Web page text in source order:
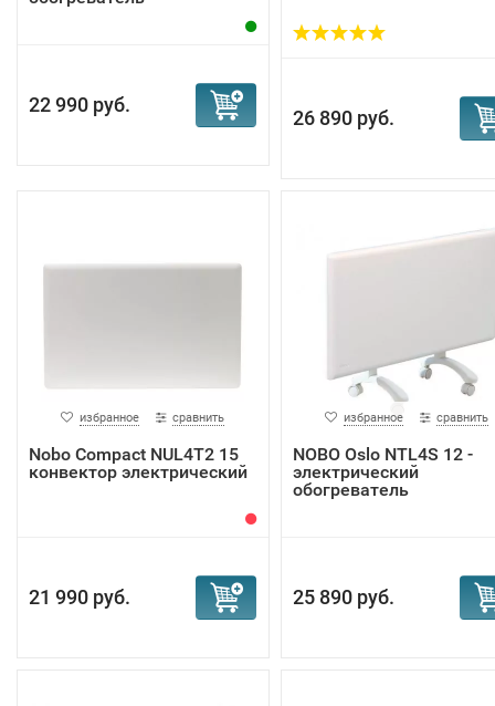
22 990 руб.
26 890 руб.
избранное сравнить
Nobo Compact NUL4T2 15
конвектор электрический
21 990 руб.
избранное сравнить
NOBO Oslo NTL4S 12 -
электрический
обогреватель
25 890 руб.